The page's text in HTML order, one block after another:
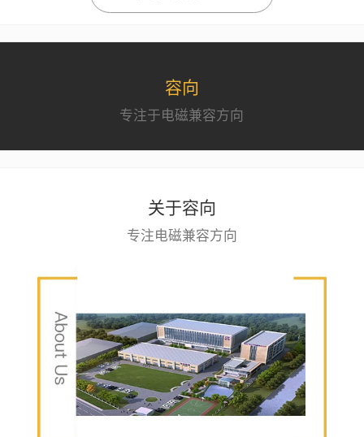
容向
专注于电磁兼容方向
关于容向
专注电磁兼容方向